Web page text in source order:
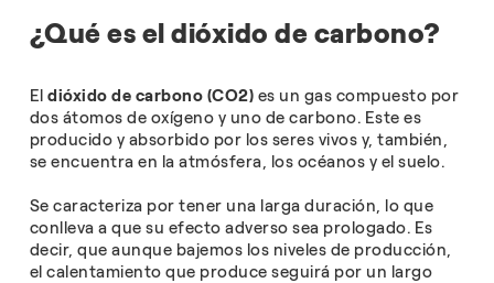
¿Qué es el dióxido de carbono?
Eldióxido de carbono (CO2) es un gas compuesto por
dos átomos de oxígeno y uno de carbono. Este es
producido y absorbido por los seres vivos y, también,
se encuentra en la atmósfera, los océanos y el suelo.
Se caracteriza por tener una larga duración, lo que
conlleva a que su efecto adverso sea prologado. Es
decir, que aunque bajemos los niveles de producción,
el calentamiento que produce seguirá por un largo